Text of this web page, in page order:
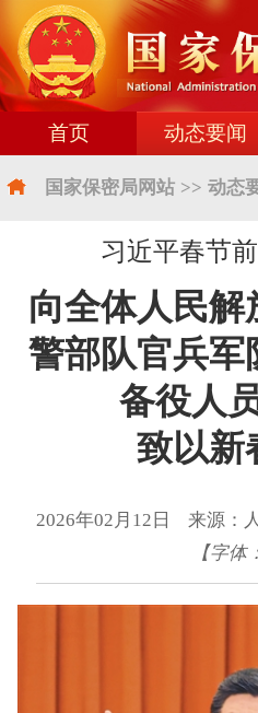
首页 动态要闻
国家保密局网站 >> 动态
习近平春节
向全体人民
警部队官兵军
备役人
致以新
2026年02月12日 来源：
【字体